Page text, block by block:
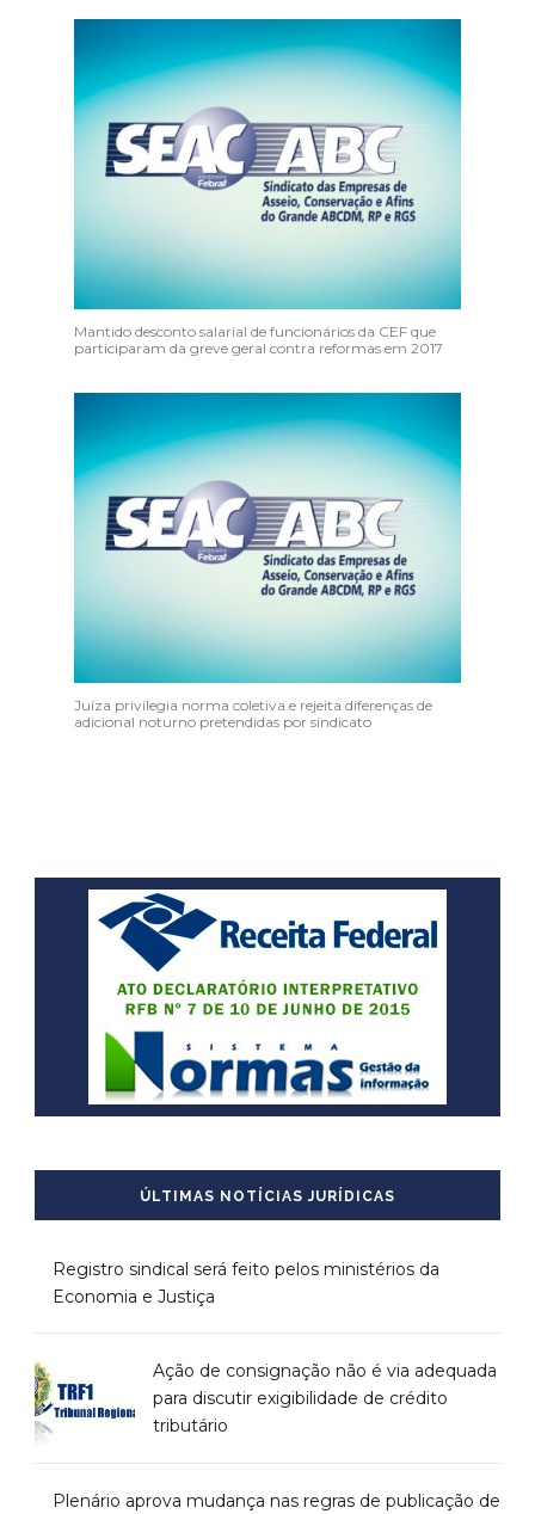
Mantido desconto salarial de funcionários da CEF que
participaram da greve geral contra reformas em 2017
Juíza privilegia norma coletiva e rejeita diferenças de
adicional noturno pretendidas por sindicato
ÚLTIMAS NOTÍCIAS JURÍDICAS
Registro sindical será feito pelos ministérios da
Economia e Justiça
Ação de consignação não é via adequada
para discutir exigibilidade de crédito
tributário
Plenário aprova mudança nas regras de publicação de